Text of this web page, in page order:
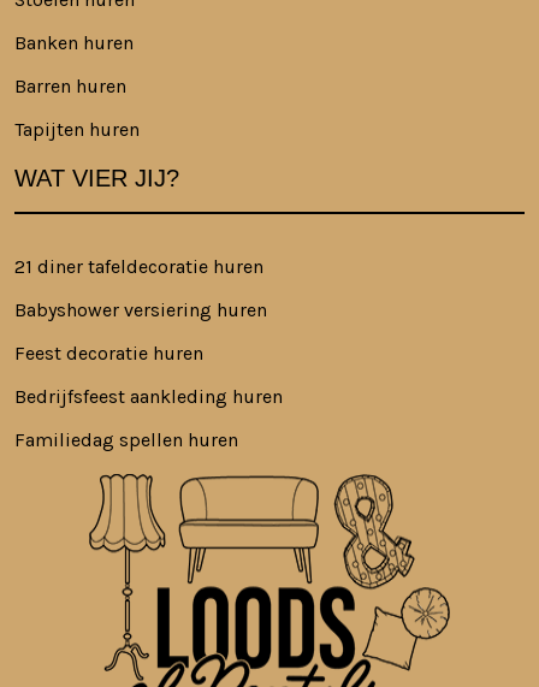
Banken huren
Barren huren
Tapijten huren
WAT VIER JIJ?
21 diner tafeldecoratie huren
Babyshower versiering huren
Feest decoratie huren
Bedrijfsfeest aankleding huren
Familiedag spellen huren